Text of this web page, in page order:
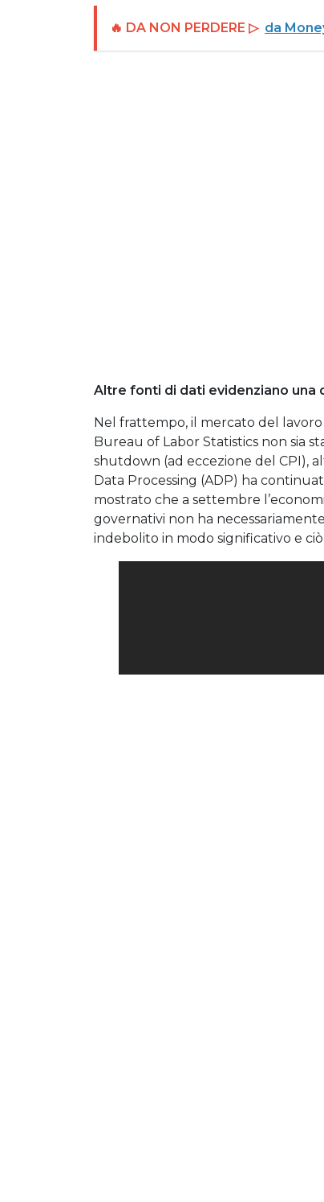
🔥 DA NON PERDERE ▷ da
Altre fonti di dati evidenziano
Nel frattempo, il mercato del
Bureau of Labor Statistics non sia
shutdown (ad eccezione del CPI),
Data Processing (ADP) ha
mostrato che a settembre
governativi non ha
indebolito in modo significativo e